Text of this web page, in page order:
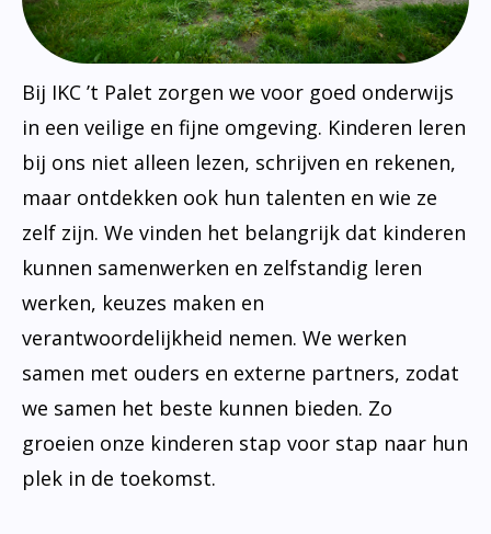
Bij IKC ’t Palet zorgen we voor goed onderwijs
in een veilige en fijne omgeving. Kinderen leren
bij ons niet alleen lezen, schrijven en rekenen,
maar ontdekken ook hun talenten en wie ze
zelf zijn. We vinden het belangrijk dat kinderen
kunnen samenwerken en zelfstandig leren
werken, keuzes maken en
verantwoordelijkheid nemen. We werken
samen met ouders en externe partners, zodat
we samen het beste kunnen bieden. Zo
groeien onze kinderen stap voor stap naar hun
plek in de toekomst.